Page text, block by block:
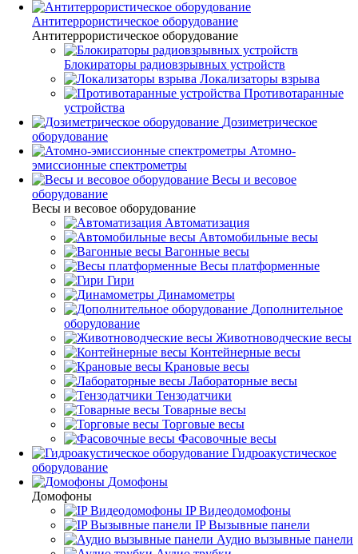
Антитеррористическое оборудование
Антитеррористическое оборудование
Блокираторы радиовзрывных устройств
Локализаторы взрыва
Противотаранные
устройства
Дозиметрическое
оборудование
Атомно-
эмиссионные спектрометры
Весы и весовое
оборудование
Весы и весовое оборудование
Автоматизация
Автомобильные весы
Вагонные весы
Весы платформенные
Гири
Динамометры
Дополнительное
оборудование
Животноводческие весы
Контейнерные весы
Крановые весы
Лабораторные весы
Тензодатчики
Товарные весы
Торговые весы
Фасовочные весы
Гидроакустическое
оборудование
Домофоны
Домофоны
IP Видеодомофоны
IP Вызывные панели
Аудио вызывные панели